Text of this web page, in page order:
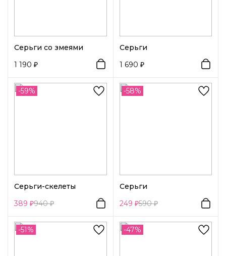
Серьги со змеями
1 190
Серьги
1 690
-59%
Серьги-скелеты
389
940
-58%
Серьги
249
590
-51% -47%